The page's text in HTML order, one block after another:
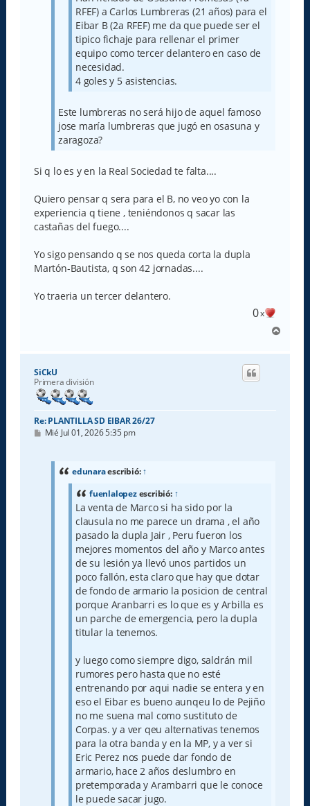
RFEF) a Carlos Lumbreras (21 años) para el
Eibar B (2a RFEF) me da que puede ser el
tipico fichaje para rellenar el primer
equipo como tercer delantero en caso de
necesidad.
4 goles y 5 asistencias.
Este lumbreras no será hijo de aquel famoso
jose maría lumbreras que jugó en osasuna y
zaragoza?
Si q lo es y en la Real Sociedad te falta....
Quiero pensar q sera para el B, no veo yo con la
experiencia q tiene , teniéndonos q sacar las
castañas del fuego....
Yo sigo pensando q se nos queda corta la dupla
Martón-Bautista, q son 42 jornadas....
Yo traeria un tercer delantero.
0x
r
SiCkU
Primera división
Re: PLANTILLA SD EIBAR 26/27
M
Mié Jul 01, 2026 5:35 pm
edunaraescribió:↑
fuenlalopezescribió: ↑
La venta de Marco si ha sido por la
clausula no me parece un drama , el año
pasado la dupla Jair , Peru fueron los
mejores momentos del año y Marco antes
de su lesión ya llevó unos partidos un
poco fallón, esta claro que hay que dotar
de fondo de armario la posicion de central
porque Aranbarri es lo que es y Arbilla es
un parche de emergencia, pero la dupla
titular la tenemos.
y luego como siempre digo, saldrán mil
rumores pero hasta que no esté
entrenando por aqui nadie se entera y en
eso el Eibar es bueno aunqeu lo de Pejiño
no me suena mal como sustituto de
Corpas. y a ver qeu alternativas tenemos
para la otra banda y en la MP, y a ver si
Eric Perez nos puede dar fondo de
armario, hace 2 años deslumbro en
pretemporada y Arambarri que le conoce
le puede sacar jugo.